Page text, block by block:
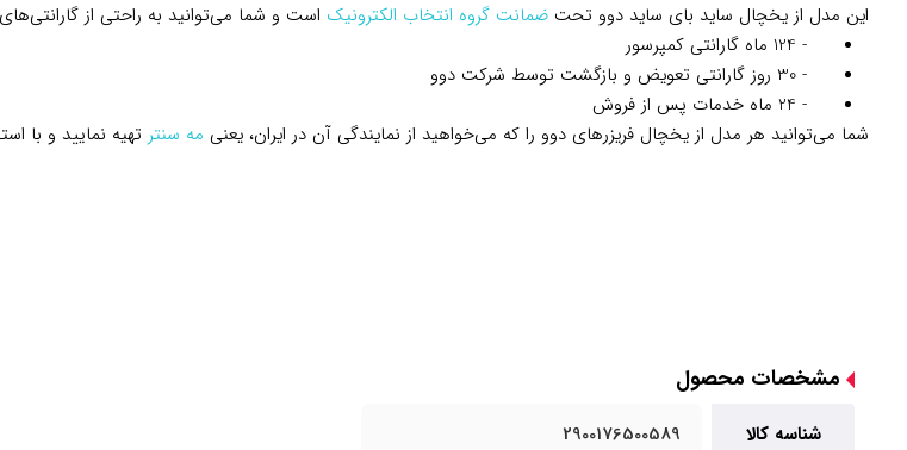
این مدل از یخچال ساید بای ساید دوو تحت ضمانت گروه انتخاب الکترونیک است و شما می‌توانید به راحتی از
- 124 ماه گارانتی کمپرسور
- 30 روز گارانتی تعویض و بازگشت توسط شرکت دوو
- 24 ماه خدمات پس از فروش
شما می‌توانید هر مدل از یخچال فریزرهای دوو را که می‌خواهید از نمایندگی آن در ایران، یعنی مه سنتر تهیه نمایید و با
مشخصات محصول
شناسه کالا 2900176500589